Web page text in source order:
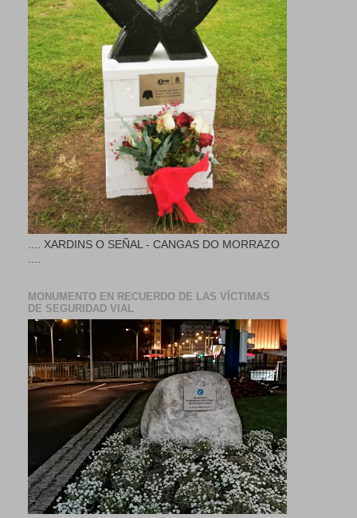
.... XARDINS O SEÑAL - CANGAS DO MORRAZO
MONUMENTO EN RECUERDO DE LAS VÍCTIMAS
DE SEGURIDAD VIAL